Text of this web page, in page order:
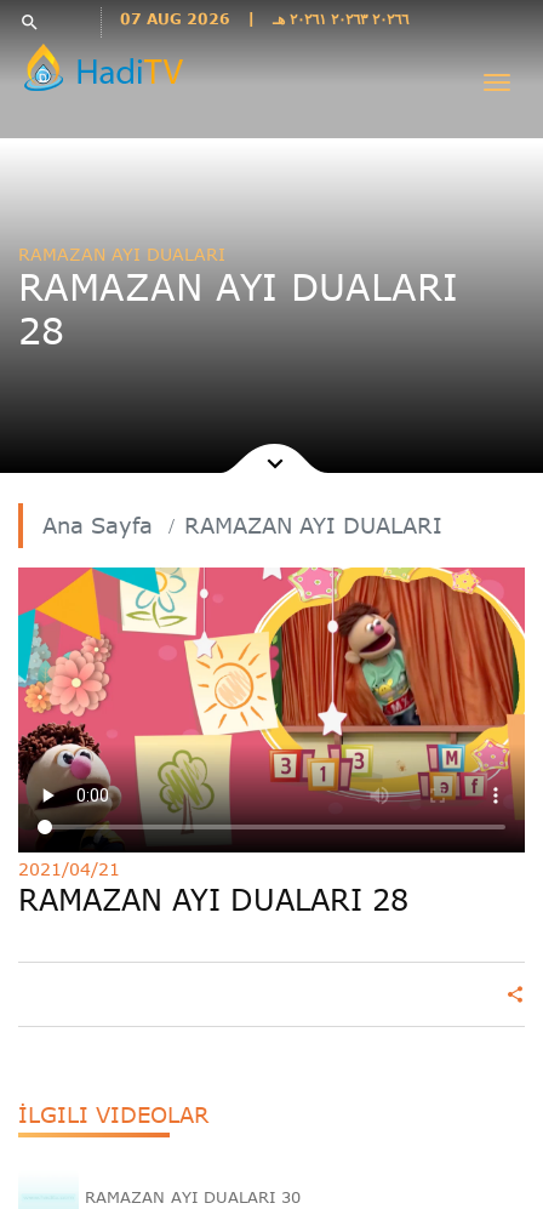
Languages
فارسی
فارسى
Indonesia
پښتو
Kurdî
Kiswahili
Deutsche
РУС
Fulfulde
Mandingue
search 07 AUG 2026 ٢٠٢٦٦ ٢٠٢٦٣ ٢٠٢٦١ هـ
RAMAZAN AYI DUALARI
RAMAZAN AYI DUALARI
28
Ana Sayfa RAMAZAN AYI DUALARI
2021/04/21
RAMAZAN AYI DUALARI 28
share
İLGILI VIDEOLAR
RAMAZAN AYI DUALARI 30